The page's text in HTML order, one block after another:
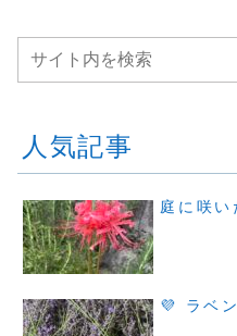
人気記事
庭に咲い
💜 ラベ